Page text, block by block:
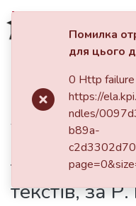
Фонди та зібрання
Пошук за критеріями
Статистика
Зберігаючи
пошуку
та
текстів, за
Помилка
для цього
0 Http
https://
ndles/
b89a-